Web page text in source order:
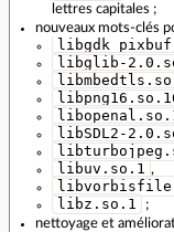
lettres capitales ;
nouveaux mots‑clés
libglib-
libSDL2-
libuv.so.1 ,
libz.so.1
;
nettoyage et